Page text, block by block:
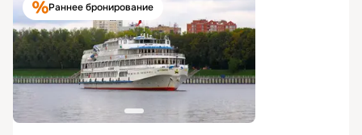
Раннее бронирование